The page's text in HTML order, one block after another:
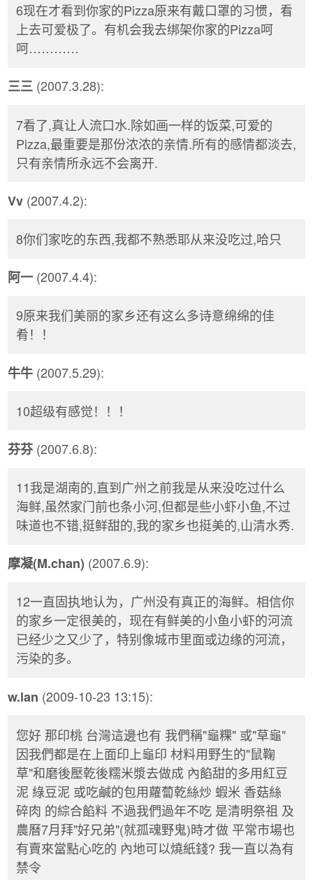
6现在才看到你家的Pizza原来有戴口罩的习惯，看
上去可爱极了。有机会我去绑架你家的Pizza呵
呵…………
三三 (2007.3.28):
7看了,真让人流口水.除如画一样的饭菜,可爱的
Pizza,最重要是那份浓浓的亲情.所有的感情都淡去,
只有亲情所永远不会离开.
Vv (2007.4.2):
8你们家吃的东西,我都不熟悉耶从来没吃过,哈只
阿一 (2007.4.4):
9原来我们美丽的家乡还有这么多诗意绵绵的佳
肴！！
牛牛 (2007.5.29):
10超级有感觉！！！
芬芬(2007.6.8):
11我是湖南的,直到广州之前我是从来没吃过什么
海鲜,虽然家门前也条小河,但都是些小虾小鱼,不过
味道也不错,挺鲜甜的,我的家乡也挺美的,山清水秀.
摩凝(M.chan) (2007.6.9):
12一直固执地认为，广州没有真正的海鲜。相信你
的家乡一定很美的，现在有鲜美的小鱼小虾的河流
已经少之又少了，特别像城市里面或边缘的河流，
污染的多。
w.lan (2009-10-23 13:15):
您好 那印桃 台灣這邊也有 我們稱"龜粿" 或"草龜"
因我們都是在上面印上龜印 材料用野生的"鼠鞠
草"和磨後壓乾後糯米漿去做成 內餡甜的多用紅豆
泥 綠豆泥 或吃鹹的包用蘿蔔乾絲炒 蝦米 香菇絲
碎肉 的綜合餡料 不過我們過年不吃 是清明祭祖 及
農曆7月拜"好兄弟"(就孤魂野鬼)時才做 平常市場也
有賣來當點心吃的 內地可以燒紙錢? 我一直以為有
禁令